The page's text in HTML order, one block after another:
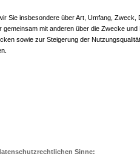
Sie insbesondere über Art, Umfang,
mit anderen über die Zwecke
sowie zur Steigerung der
Verantwortliche
Sinne: